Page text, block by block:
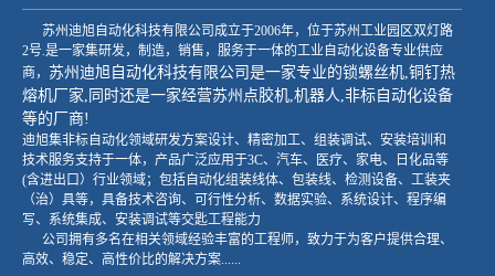
苏州迪旭自动化科技有限公司成立于2006年，位于苏州工业园区双灯路
2号.是一家集研发，制造，销售，服务于一体的工业自动化设备专业供应
商， 苏州迪旭自动化科技有限公司是一家专业的锁螺丝机,铜钉热
熔机厂家,同时还是一家经营苏州点胶机,机器人,非标自动化设备
等的厂商!
迪旭集非标自动化领域研发方案设计、精密加工、组装调试、安装培训和
技术服务支持于一体，产品广泛应用于3C、汽车、医疗、家电、日化品等
(含进出口）行业领域；包括自动化组装线体、包装线、检测设备、工装夹
（治）具等，具备技术咨询、可行性分析、数据实验、系统设计、程序编
写、系统集成、安装调试等交匙工程能力
公司拥有多名在相关领域经验丰富的工程师，致力于为客户提供合理、
高效、稳定、高性价比的解决方案......